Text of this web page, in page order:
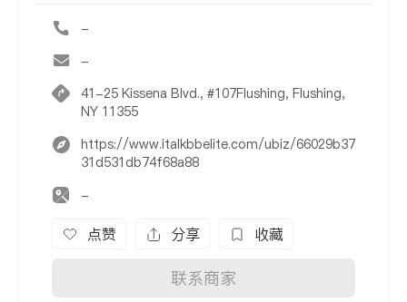
-
-
41-25 Kissena Blvd., #107Flushing, Flushing,
NY 11355
https://www.italkbbelite.com/ubiz/66029b37
31d531db74f68a88
-
点赞 分享 收藏
联系商家